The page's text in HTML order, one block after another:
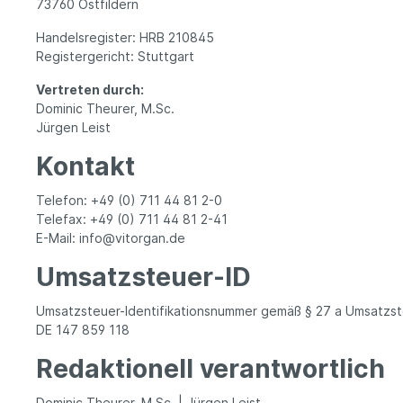
Human-Arzneimittel
Tier-Arzneimittel
73760 Ostfildern
Handelsregister: HRB 210845
Registergericht: Stuttgart
Vertreten durch:
Dominic Theurer, M.Sc.
Jürgen Leist
Kontakt
Telefon: +49 (0) 711 44 81 2-0
Telefax: +49 (0) 711 44 81 2-41
E-Mail: info@vitorgan.de
Umsatzsteuer-ID
Umsatzsteuer-Identifikationsnummer gemäß § 27 a
DE 147 859 118
Redaktionell verantwortlich